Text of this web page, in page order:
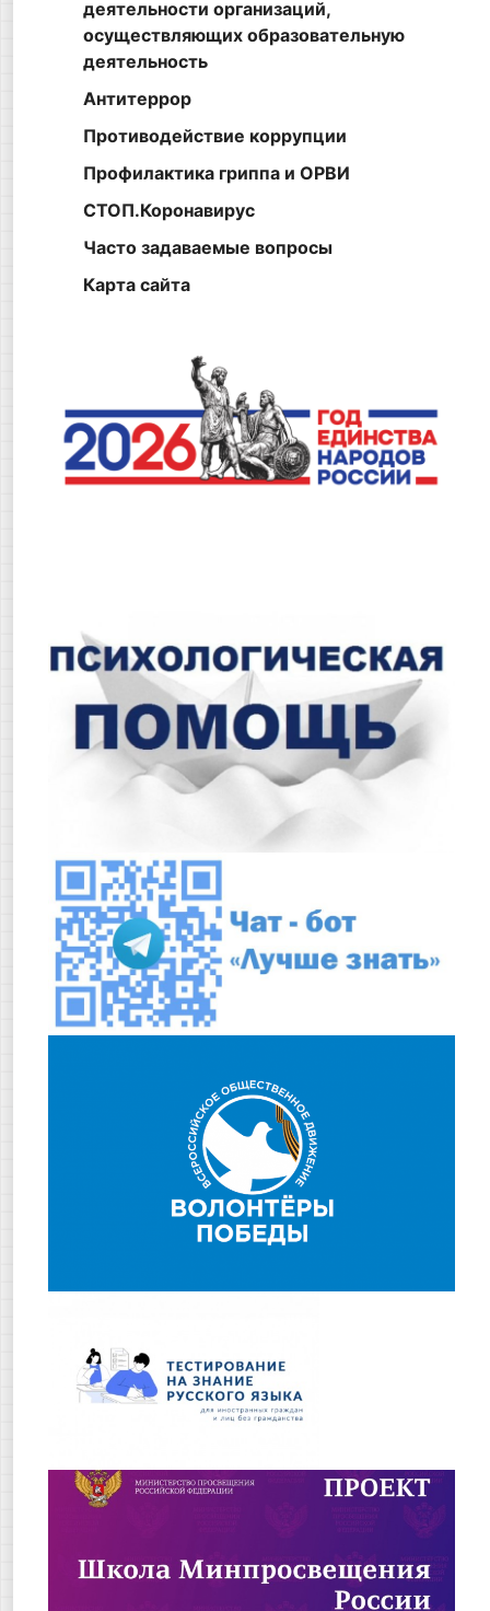
деятельности организаций,
осуществляющих образовательную
деятельность
Антитеррор
Противодействие коррупции
Профилактика гриппа и ОРВИ
СТОП.Коронавирус
Часто задаваемые вопросы
Карта сайта